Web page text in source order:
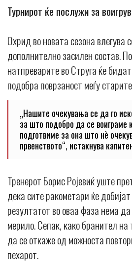
Турнирот ќе послужи за
Охрид во новата сезона влегува
дополнително засилен состав.
натпреварите во Струга ќе
подобра поврзаност меѓу
„Нашите очекувања се да го
за што подобро да се воиграме
подготвиме за она што нè
првенството“, истакнува
Тренерот Борис Ројевиќ уште
дека сите ракометари ќе
резултатот во оваа фаза нема
мерило. Сепак, како бранител
да се откаже од можноста
пехарот.